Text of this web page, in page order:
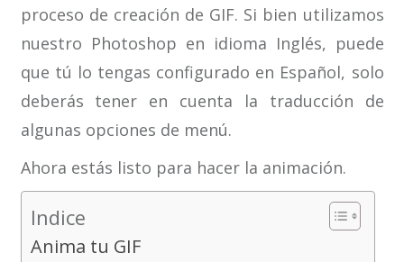
proceso de creación de GIF. Si bien utilizamos
nuestro Photoshop en idioma Inglés, puede
que tú lo tengas configurado en Español, solo
deberás tener en cuenta la traducción de
algunas opciones de menú.
Ahora estás listo para hacer la animación.
Indice
Anima tu GIF